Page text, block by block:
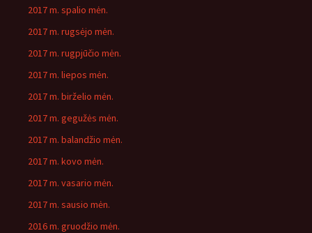
2017 m. spalio mėn.
2017 m. rugsėjo mėn.
2017 m. rugpjūčio mėn.
2017 m. liepos mėn.
2017 m. birželio mėn.
2017 m. gegužės mėn.
2017 m. balandžio mėn.
2017 m. kovo mėn.
2017 m. vasario mėn.
2017 m. sausio mėn.
2016 m. gruodžio mėn.